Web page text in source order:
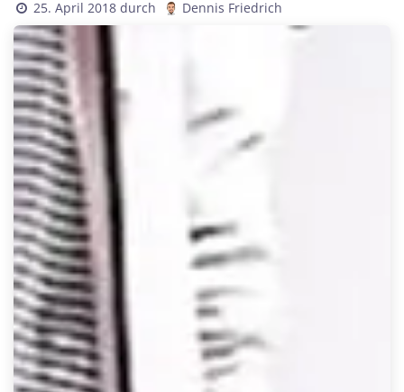
25. April 2018 durch Dennis Friedrich